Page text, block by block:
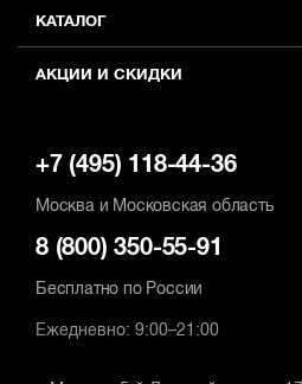
КАТАЛОГ
АКЦИИ И СКИДКИ
+7 (495) 118-44-36
Москва и Московская область
8 (800) 350-55-91
Бесплатно по России
Ежедневно: 9:00–21:00